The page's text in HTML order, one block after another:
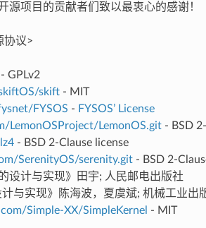
源项目的贡献者们致以最衷心的感谢！
协议>
GPLv2
skift- MIT
FYSOS - FYSOS’ License
LemonOSProject/LemonOS.git- BSD
- BSD 2-Clause license
SerenityOS/serenity.git- BSD 2-
设计与实现》田宇; 人民邮电出版社
与实现》陈海波，夏虞斌; 机械工业出
Simple-XX/SimpleKernel - MIT